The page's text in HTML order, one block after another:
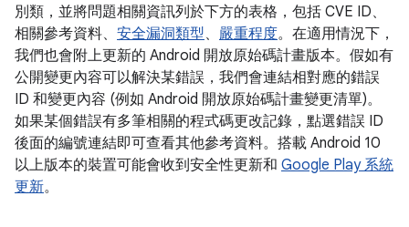
別類，並將問題相關資訊列於下方的表格，包括 CVE ID、
相關參考資料、 安全漏洞類型、 嚴重程度。在適用情況下，
我們也會附上更新的 Android 開放原始碼計畫版本。假如有
公開變更內容可以解決某錯誤，我們會連結相對應的錯誤
ID 和變更內容 (例如 Android 開放原始碼計畫變更清單)。
如果某個錯誤有多筆相關的程式碼更改記錄，點選錯誤 ID
後面的編號連結即可查看其他參考資料。搭載 Android 10
以上版本的裝置可能會收到安全性更新和 Google Play 系統
更新。